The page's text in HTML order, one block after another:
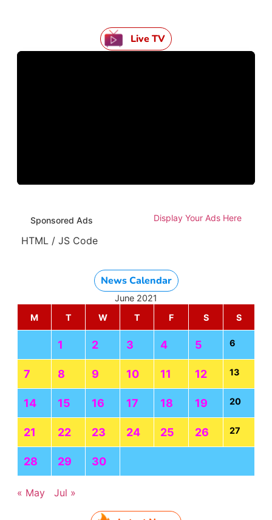
Live TV
Sponsored Ads Display Your Ads Here
HTML / JS Code
News Calendar
June 2021
M
T W T F S S
1 2 3 4 5 6
7 8 9 10 11 12 13
14 15 16 17 18 19 20
21 22 23 24 25 26 27
28 29 30
« May Jul »